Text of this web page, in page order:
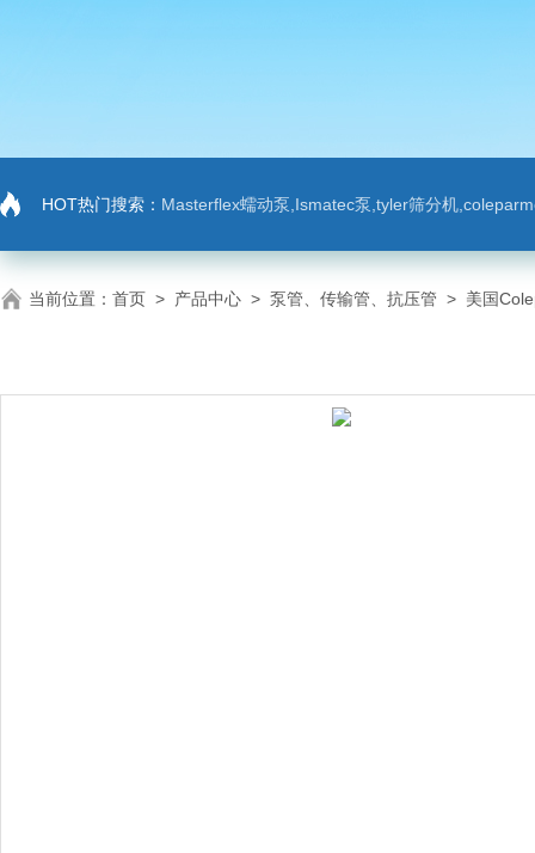
HOT热门搜索： Masterflex蠕动泵,Ismatec泵,tyler筛分机,coleparmer,注射
当前位置： 首页 > 产品中心 > 泵管、传输管、抗压管 > 美国